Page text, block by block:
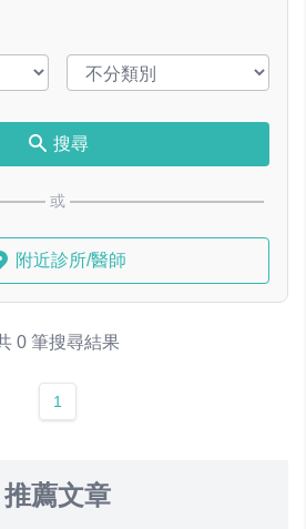
搜尋
或
附近診所/醫師
0 筆搜尋結果
1
推薦文章